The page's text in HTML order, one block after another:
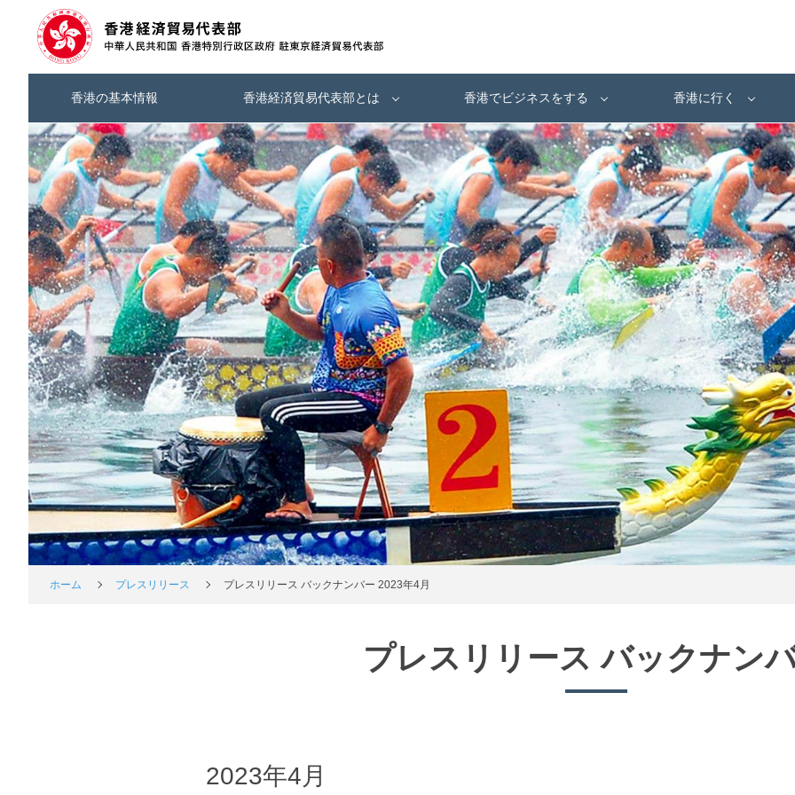
香港の基本情報 香港経済貿易代表部とは 香港でビジネスをする 香港に行く
ホーム プレスリリース プレスリリース バックナンバー 2023年4月
プレスリリース バックナン
2023年4月